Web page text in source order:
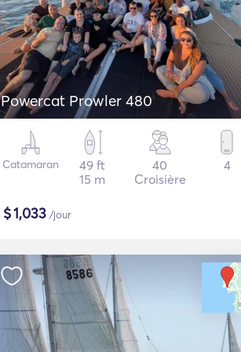
Powercat Prowler 480
Catamaran
49 ft
15 m
40
Croisière
4
$1,033 /jour